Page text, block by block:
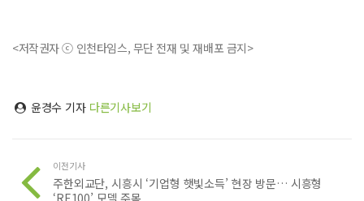
<저작권자 ⓒ 인천타임스, 무단 전재 및 재배포 금지>
윤경수 기자 다른기사보기
이전기사
주한외교단, 시흥시 ‘기업형 햇빛소득’ 현장 방문… 시흥형